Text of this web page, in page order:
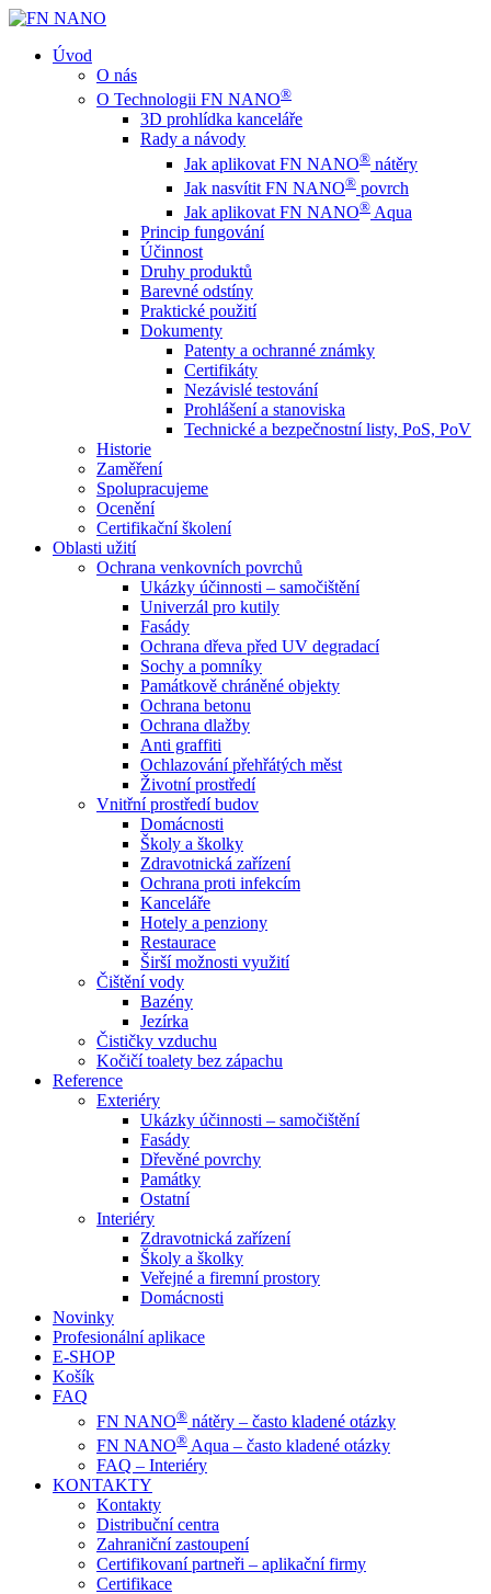
Úvod
O nás
O Technologii FN NANO®
3D prohlídka kanceláře
Rady a návody
Jak aplikovat FN NANO® nátěry
Jak nasvítit FN NANO® povrch
Jak aplikovat FN NANO® Aqua
Princip fungování
Účinnost
Druhy produktů
Barevné odstíny
Praktické použití
Dokumenty
Patenty a ochranné známky
Certifikáty
Nezávislé testování
Prohlášení a stanoviska
Technické a bezpečnostní listy, PoS, PoV
Historie
Zaměření
Spolupracujeme
Ocenění
Certifikační školení
Oblasti užití
Ochrana venkovních povrchů
Ukázky účinnosti – samočištění
Univerzál pro kutily
Fasády
Ochrana dřeva před UV degradací
Sochy a pomníky
Památkově chráněné objekty
Ochrana betonu
Ochrana dlažby
Anti graffiti
Ochlazování přehřátých měst
Životní prostředí
Vnitřní prostředí budov
Domácnosti
Školy a školky
Zdravotnická zařízení
Ochrana proti infekcím
Kanceláře
Hotely a penziony
Restaurace
Širší možnosti využití
Čištění vody
Bazény
Jezírka
Čističky vzduchu
Kočičí toalety bez zápachu
Reference
Exteriéry
Ukázky účinnosti – samočištění
Fasády
Dřevěné povrchy
Památky
Ostatní
Interiéry
Zdravotnická zařízení
Školy a školky
Veřejné a firemní prostory
Domácnosti
Novinky
Profesionální aplikace
E-SHOP
Košík
FAQ
FN NANO® nátěry – často kladené otázky
FN NANO® Aqua – často kladené otázky
FAQ – Interiéry
KONTAKTY
Kontakty
Distribuční centra
Zahraniční zastoupení
Certifikovaní partneři – aplikační firmy
Certifikace